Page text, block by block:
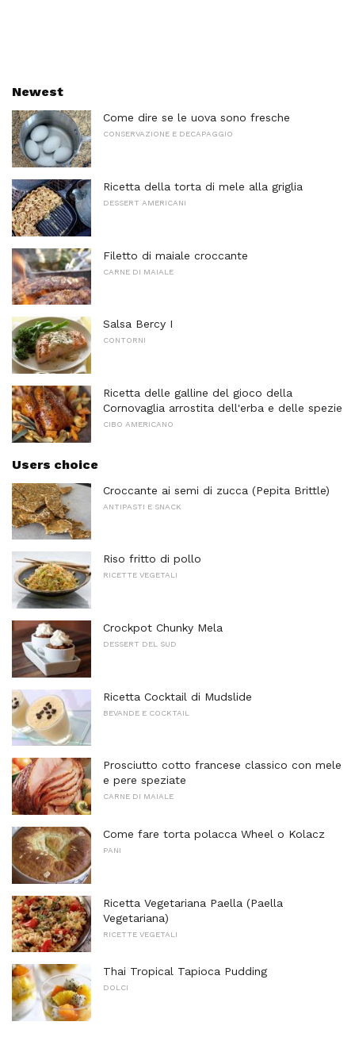
Newest
Come dire se le uova sono fresche
CONSERVAZIONE E DECAPAGGIO
Ricetta della torta di mele alla griglia
DESSERT AMERICANI
Filetto di maiale croccante
CARNE DI MAIALE
Salsa Bercy I
CONTORNI
Ricetta delle galline del gioco della
Cornovaglia arrostita dell'erba e delle spezie
CIBO AMERICANO
Users choice
Croccante ai semi di zucca (Pepita Brittle)
ANTIPASTI E SNACK
Riso fritto di pollo
RICETTE VEGETALI
Crockpot Chunky Mela
DESSERT DEL SUD
Ricetta Cocktail di Mudslide
BEVANDE E COCKTAIL
Prosciutto cotto francese classico con mele
e pere speziate
CARNE DI MAIALE
Come fare torta polacca Wheel o Kolacz
PANI
Ricetta Vegetariana Paella (Paella
Vegetariana)
RICETTE VEGETALI
Thai Tropical Tapioca Pudding
DOLCI